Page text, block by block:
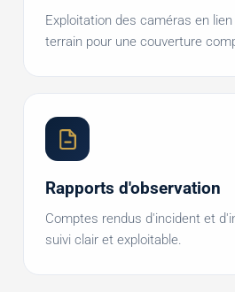
Exploitation des caméras en
terrain pour une couverture
Rapports d'observation
Comptes rendus d'incident et
suivi clair et exploitable.